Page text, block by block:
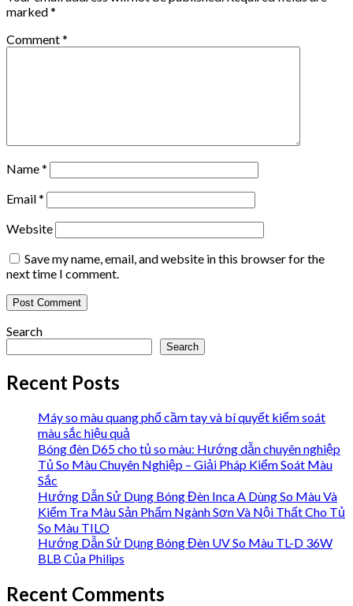
marked*
Comment*
Name*
Email*
Website
Save my name, email, and website in this browser for the
next time I comment.
Search
Search
Recent Posts
Máy so màu quang phổ cầm tay và bí quyết kiểm soát
màu sắc hiệu quả
Bóng đèn D65 cho tủ so màu: Hướng dẫn chuyên nghiệp
Tủ So Màu Chuyên Nghiệp – Giải Pháp Kiểm Soát Màu
Sắc
Hướng Dẫn Sử Dụng Bóng Đèn Inca A Dùng So Màu Và
Kiểm Tra Màu Sản Phẩm Ngành Sơn Và Nội Thất Cho Tủ
So Màu TILO
Hướng Dẫn Sử Dụng Bóng Đèn UV So Màu TL-D 36W
BLB Của Philips
Recent Comments